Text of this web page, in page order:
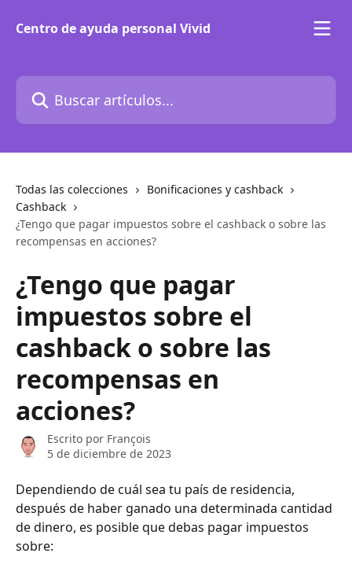
Centro de ayuda personal Vivid
Buscar artículos...
Todas las colecciones
Bonificaciones y cashback
Cashback
¿Tengo que pagar impuestos sobre el cashback o sobre las
recompensas en acciones?
¿Tengo que pagar
impuestos sobre el
cashback o sobre las
recompensas en
acciones?
Escrito por François
5 de diciembre de 2023
Dependiendo de cuál sea tu país de residencia,
después de haber ganado una determinada cantidad
de dinero, es posible que debas pagar impuestos
sobre: